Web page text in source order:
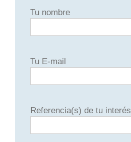
Tu nombre
Tu E-mail
Referencia(s) de tu interés